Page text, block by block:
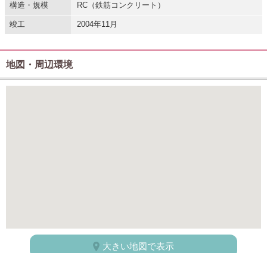
構造・規模 RC（鉄筋コンクリート）
竣工 2004年11月
地図・周辺環境
大きい地図で表示